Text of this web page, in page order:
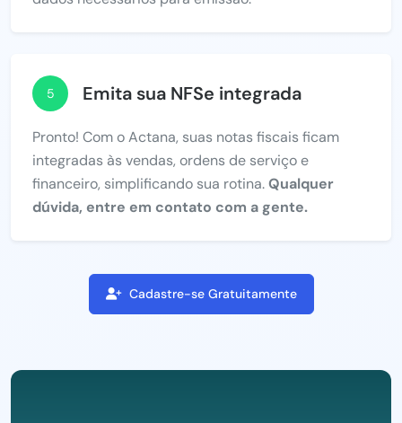
5 Emita sua NFSe integrada
Pronto! Com o Actana, suas notas fiscais ficam
integradas às vendas, ordens de serviço e
financeiro, simplificando sua rotina.Qualquer
dúvida, entre em contato com a gente.
Cadastre-se Gratuitamente